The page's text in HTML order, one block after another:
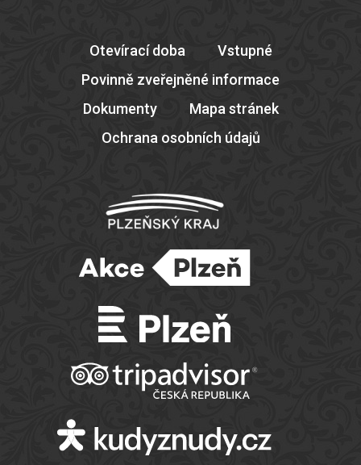
Otevírací doba
Vstupné
Povinně zveřejněné informace
Dokumenty
Mapa stránek
Ochrana osobních údajů